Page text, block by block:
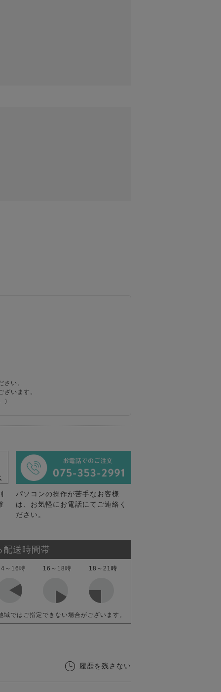
い。
います。
）
パソコンの操作が苦手なお客様
は、お気軽にお電話にてご連絡く
ださい。
配送時間帯
～16時 16～18時 18～21時
域ではご指定できない場合がございます。
履歴を残さない